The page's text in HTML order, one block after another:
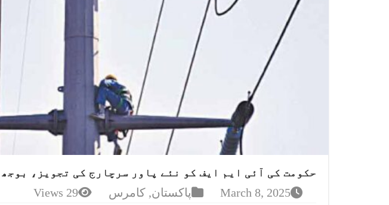
حکومت کی آئی ایم ایف کو نئے پاور سرچارج کی تجویز،
March 8, 2025 پاکستان, کامرس 29 Views